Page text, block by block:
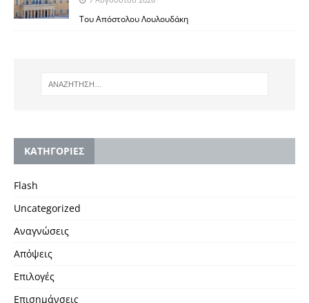
Του Απόστολου Λουλουδάκη
KΑΤΗΓΟΡΙΕΣ
Flash
Uncategorized
Αναγνώσεις
Απόψεις
Επιλογές
Επισημάνσεις